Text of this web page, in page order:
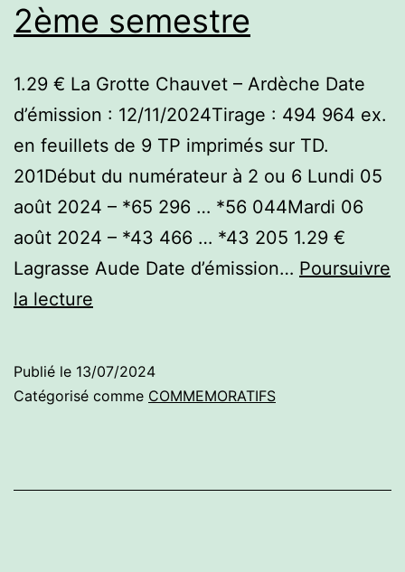
2ème semestre
1.29 € La Grotte Chauvet – Ardèche Date
d’émission : 12/11/2024Tirage : 494 964 ex.
en feuillets de 9 TP imprimés sur TD.
201Début du numérateur à 2 ou 6 Lundi 05
août 2024 – *65 296 … *56 044Mardi 06
août 2024 – *43 466 … *43 205 1.29 €
Lagrasse Aude Date d’émission… Poursuivre
la lecture
–
2ème
Publié le 13/07/2024
Catégorisé comme COMMEMORATIFS